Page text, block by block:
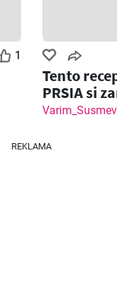
1
Tento
PRSIA si
rodina!
REKLAMA